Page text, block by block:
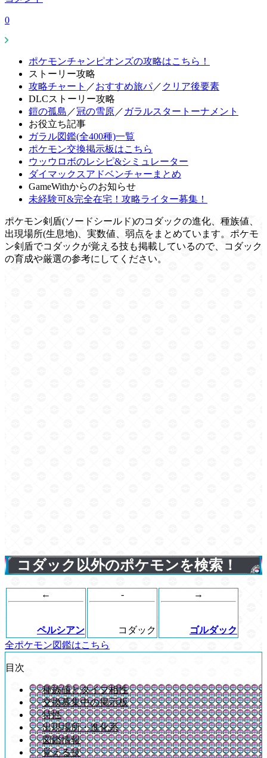
0
ポケモンチャンピオンズの攻略はこちら！
ストーリー攻略
攻略チャート ／おすすめ旅パ／ クリア後要素
DLCストーリー攻略
鎧の孤島 ／冠の雪原／ ガラルスタートーナメント
お役立ち記事
ガラル図鑑(全400種)一覧
ポケモン交換掲示板はこちら
ウッウロボのレシピ&シミュレーター
ダイマックスアドベンチャーまとめ
GameWithからのお知らせ
未経験可&完全在宅！攻略ライター募集！
ポケモン剣盾(ソードシールド)のコダックの進化、種族値、
出現場所(生息地)、実数値、弱点をまとめています。ポケモ
ン剣盾でコダックが覚える技も掲載しているので、コダック
の育成や厳選の参考にしてください。
コダック以外のポケモンを検索！
←
ペルシアン
-
コダック
→
ゴルダック
全ポケモン図鑑はこちら
目次
種族値とタイプ相性
交換募集中の掲示板
特性
出現場所・進化系
図鑑情報
覚える技